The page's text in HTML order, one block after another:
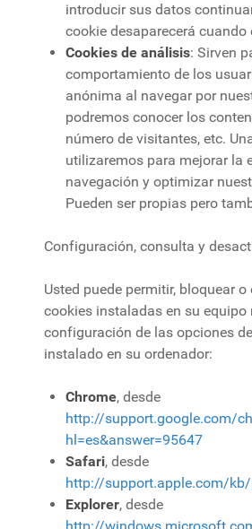
introducir sus datos
cookie desaparecerá cuando
Cookies de análisis: Sirven
comportamiento de los
anónima al navegar por
podremos conocer los
número de visitantes, etc.
utilizaremos para mejorar la
navegación y optimizar
Pueden ser propias pero
Configuración, consulta y
Usted puede permitir, bloquear
cookies instaladas en su equipo
configuración de las opciones
instalado en su ordenador:
Chrome, desde
http://support.google.com/
hl=es&answer=95647
Safari, desde
http://support.apple.com/
Explorer, desde